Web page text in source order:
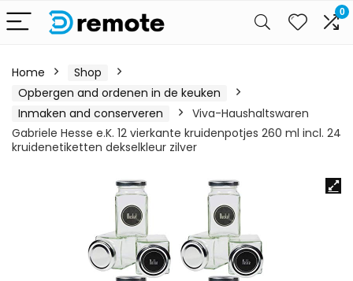
0
Home
Shop
Opbergen and ordenen in de keuken
Inmaken and conserveren
Viva-Haushaltswaren
Gabriele Hesse e.K. 12 vierkante kruidenpotjes 260 ml incl. 24
kruidenetiketten dekselkleur zilver